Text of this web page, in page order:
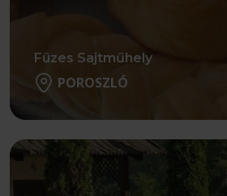
Füzes Sajtműhely
POROSZLÓ